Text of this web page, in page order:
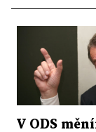
V ODS